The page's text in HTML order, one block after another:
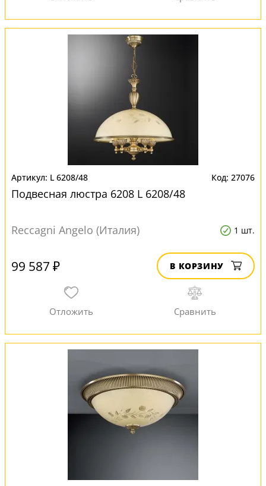
L 6208/48 27076
Подвесная люстра 6208 L 6208/48
Reccagni Angelo (Италия) 1 шт.
99 587 ₽ В КОРЗИНУ